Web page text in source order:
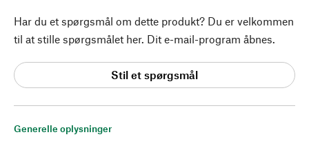
Generelle oplysninger
Har du et spørgsmål om dette produkt? Du er velkommen
til at stille spørgsmålet her. Dit e-mail-program åbnes.
Stil et spørgsmål